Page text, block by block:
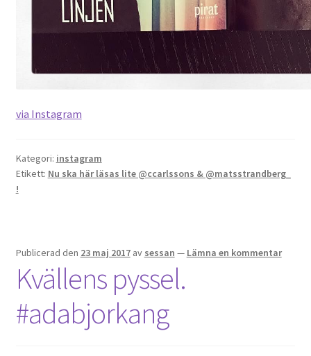
via Instagram
Kategori: instagram
Etikett: Nu ska här läsas lite @ccarlssons & @matsstrandberg_
!
Publicerad den 23 maj 2017 av sessan — Lämna en kommentar
Kvällens pyssel.
#adabjorkang